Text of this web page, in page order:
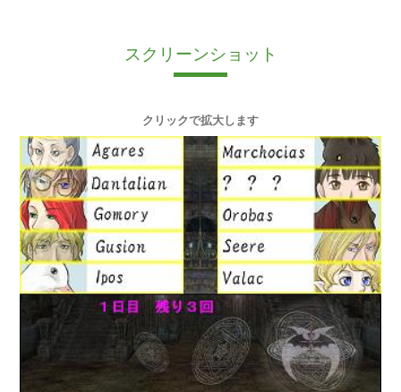
スクリーンショット
クリックで拡大します